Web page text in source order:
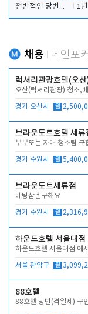
전반적인 당번업무
1
채용 메인포
럭셔리관광호텔(오
오산(럭셔리관광) 청소,
경기 오산시 월
브라운도트호텔 세류
부부또는 자매 청소팀 구
경기 수원시 월
브라운도트세류점
베팅삼촌구해요
경기 수원시 월
하운드호텔 서울대점
하운드호텔 서울대점 에
서울 관악구 월
88호텔
88호텔 당번(격일제) 구